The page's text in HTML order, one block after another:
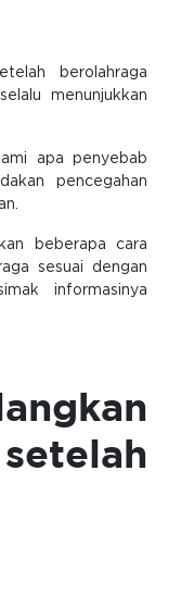
berolahraga
menunjukkan
apa penyebab
pencegahan
beberapa cara
sesuai dengan
informasinya